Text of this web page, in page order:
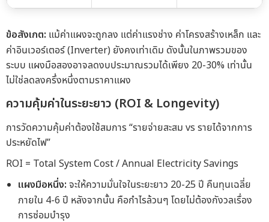
ข้อสังเกต: แม้ค่าแผงจะถูกลง แต่ค่าแรงช่าง ค่าโครงสร้างเหล็ก และ
ค่าอินเวอร์เตอร์ (Inverter) ยังคงเท่าเดิม ดังนั้นในภาพรวมของ
ระบบ แผงมือสองอาจลดงบประมาณรวมได้เพียง 20-30% เท่านั้น
ไม่ใช่ลดลงครึ่งหนึ่งตามราคาแผง
ความคุ้มค่าในระยะยาว (ROI & Longevity)
การวัดความคุ้มค่าต้องใช้สมการ “รายจ่ายสะสม vs รายได้จากการ
ประหยัดไฟ”
ROI = Total System Cost / Annual Electricity Savings
แผงมือหนึ่ง: จะให้ความมั่นใจในระยะยาว 20-25 ปี คืนทุนเฉลี่ย
ภายใน 4-6 ปี หลังจากนั้น คือกำไรล้วนๆ โดยไม่ต้องกังวลเรื่อง
การซ่อมบำรุง